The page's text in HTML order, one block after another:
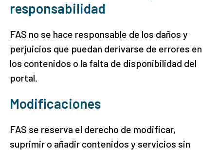
responsabilidad
FAS no se hace responsable de los daños y
perjuicios que puedan derivarse de errores en
los contenidos o la falta de disponibilidad del
portal.
Modificaciones
FAS se reserva el derecho de modificar,
suprimir o añadir contenidos y servicios sin